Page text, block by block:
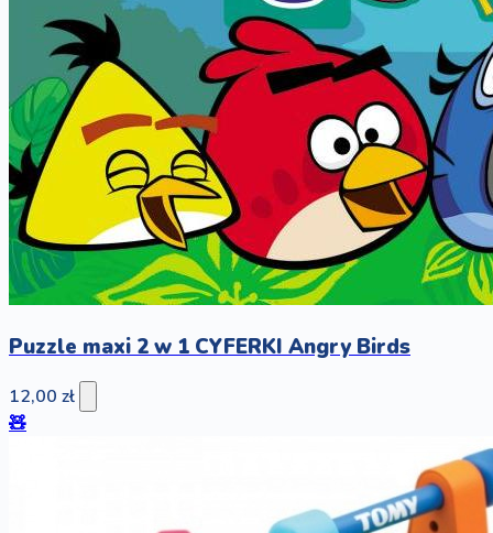
Puzzle maxi 2 w 1 CYFERKI Angry Birds
12,00 zł
🧸